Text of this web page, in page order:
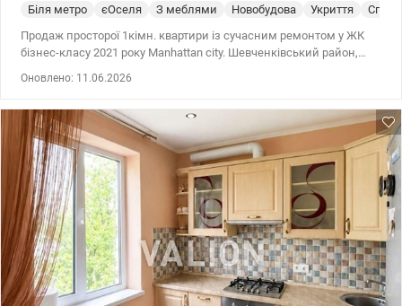
Біля метро єОселя З меблями Новобудова Укриття
Продаж просторої 1кімн. квартири із сучасним ремонтом у ЖК
бізнес-класу 2021 року Manhattan city. Шевченківський район,
Квартира з якісним сучасним ремонтом, меблями та побутовою
технікою. - загальна площа -53 кв.м.; - житлова кімната – 20 кв. -
кухня – 16 кв.м.; - Висота стель - 3 метри; - санвузол суміщений; -
Засклена лоджія; - є лічильники води, електроенергії; Manhattan
city. – ЖК бізнес-класу, зі своєю інфраструктурою, парком,
спортивними та дитячими майданчиками на стилобатній
частині ЖК. Зразкова вхідна група, ресепшн, 6 ліфтів, паркінг.
Ціна - 139000 у.о., 0509051192 Альона Valion,ua/1152102
Оновлено: 11.06.2026